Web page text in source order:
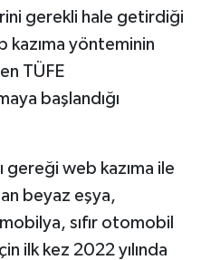
gerekli hale getirdiği
kazıma yönteminin
TÜFE
başlandığı
gereği web kazıma ile
beyaz eşya,
sıfır otomobil
ilk kez 2022 yılında